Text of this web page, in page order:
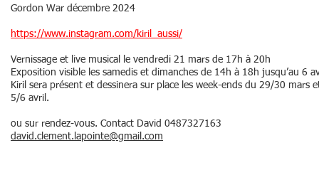
Gordon War décembre 2024
https://www.instagram.com/kiril_aussi/
Vernissage et live musical le vendredi 21 mars de 17h à 20h
Exposition visible les samedis et dimanches de 14h à 18h jusqu’au 6
Kiril sera présent et dessinera sur place les week-ends du 29/30 mars
5/6 avril.
ou sur rendez-vous. Contact David 0487327163
david.clement.lapointe@gmail.com